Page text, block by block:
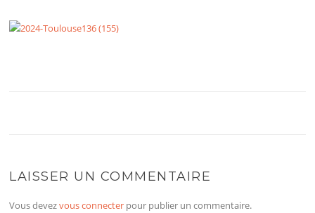
LAISSER UN COMMENTAIRE
Vous devezvous connecter pour publier un commentaire.